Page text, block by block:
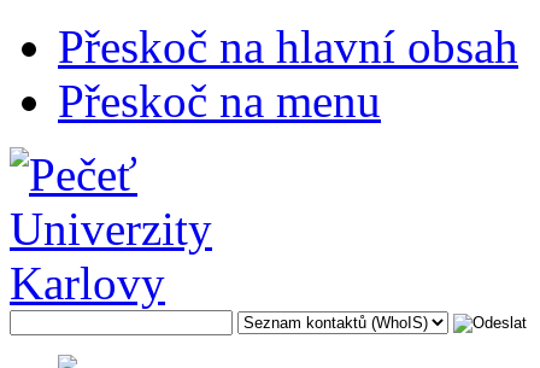
Přeskoč na hlavní obsah
Přeskoč na menu